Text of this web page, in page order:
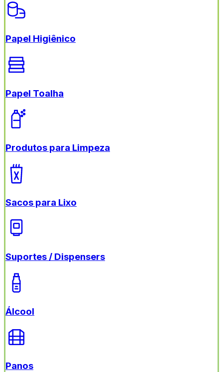
Papel Higiênico
Papel Toalha
Produtos para Limpeza
Sacos para Lixo
Suportes / Dispensers
Álcool
Panos